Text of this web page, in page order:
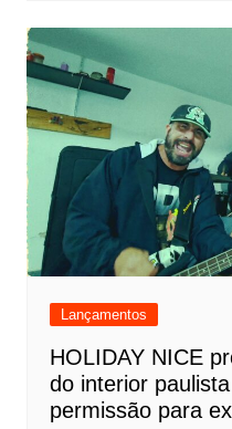
Lançamentos
HOLIDAY NICE
do interior
permissão para